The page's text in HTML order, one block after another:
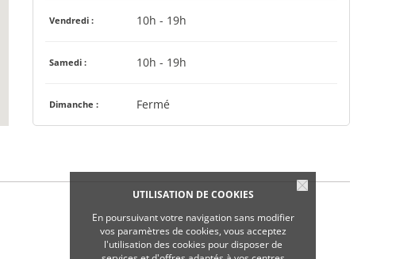
UTILISATION DE COOKIES
En poursuivant votre navigation sans modifier
vos paramètres de cookies, vous acceptez
l'utilisation des cookies pour disposer de
Vendredi : 10h - 19h
Samedi : 10h - 19h
Dimanche : Fermé